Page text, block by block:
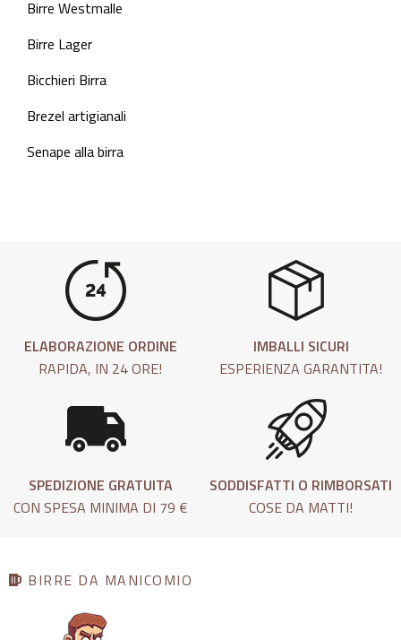
Birre Westmalle
Birre Lager
Bicchieri Birra
Brezel artigianali
Senape alla birra
ELABORAZIONE ORDINE
RAPIDA, IN 24 ORE!
IMBALLI SICURI
ESPERIENZA GARANTITA!
SPEDIZIONE GRATUITA
CON SPESA MINIMA DI 79 €
SODDISFATTI O RIMBORSATI
COSE DA MATTI!
BIRRE DA MANICOMIO